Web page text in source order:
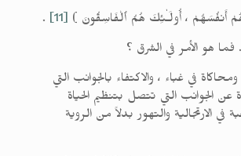
أَنفُسَهُمْ ، أُولَـٰئِكَ هُمُ ٱلْفَاسِقُونَ ) [11]
.
هو الأمر في الشرق ؟
في غباء ، والاكتفاء بالجوانب التي
عن الجوانب التي تتصل بتنظيم الحياة
في الارتجالية والتهور بدلاً من الروية